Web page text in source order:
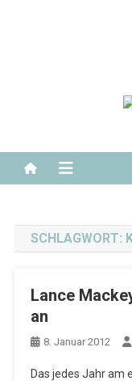
SCHLAGWORT:
Lance
an
8. Januar 2012
Das jedes Jahr am